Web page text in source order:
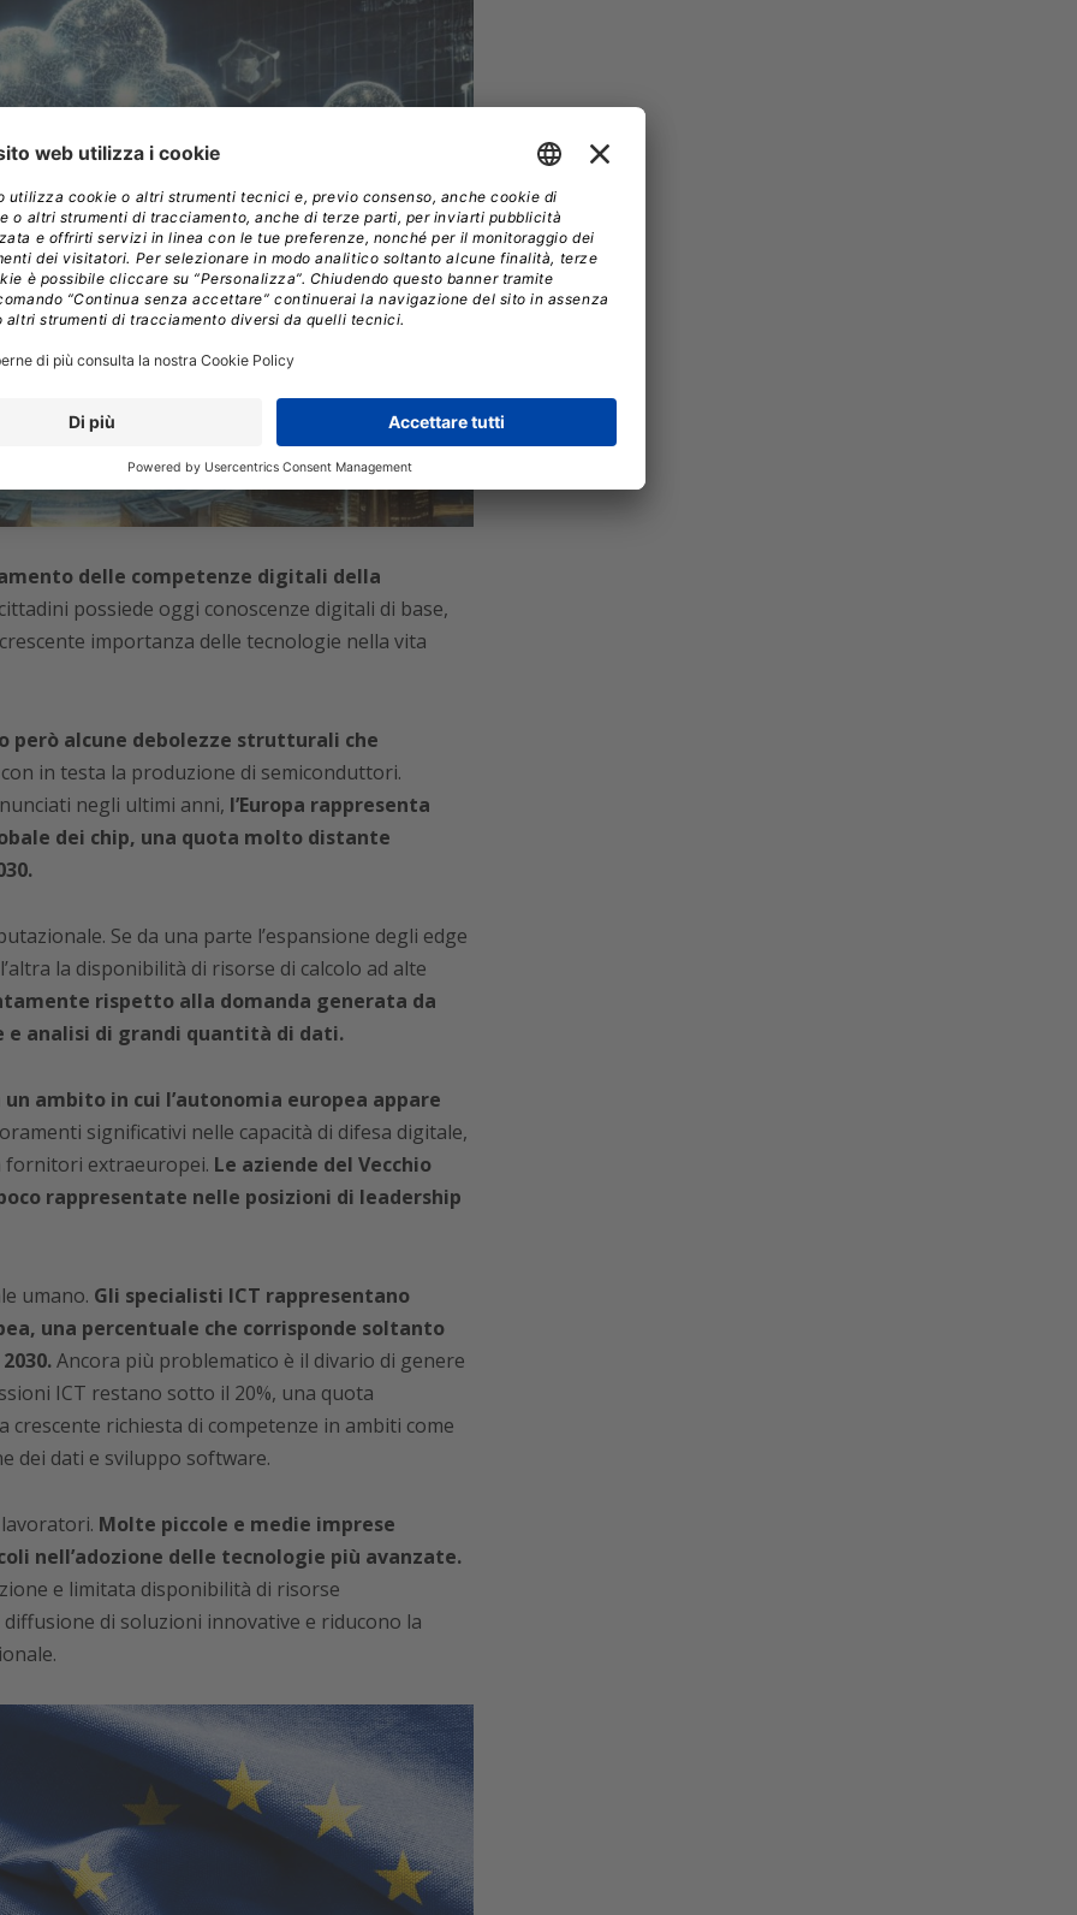
delle competenze digitali della
possiede oggi conoscenze digitali di base,
importanza delle tecnologie nella vita
però alcune debolezze strutturali che
con in testa la produzione di semiconduttori.
negli ultimi anni, l’Europa rappresenta
dei chip, una quota molto distante
Se da una parte l’espansione degli edge
la disponibilità di risorse di calcolo ad alte
rispetto alla domanda generata da
e analisi di grandi quantità di dati.
ambito in cui l’autonomia europea appare
significativi nelle capacità di difesa digitale,
fornitori extraeuropei. Le aziende del Vecchio
rappresentate nelle posizioni di leadership
umano. Gli specialisti ICT rappresentano
una percentuale che corrisponde soltanto
Ancora più problematico è il divario di genere
ICT restano sotto il 20%, una quota
richiesta di competenze in ambiti come
dei dati e sviluppo software.
Molte piccole e medie imprese
nell’adozione delle tecnologie più avanzate.
e limitata disponibilità di risorse
di soluzioni innovative e riducono la